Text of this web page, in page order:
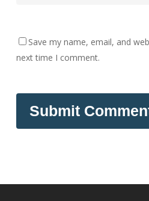
Save my name, email, and
next time I comment.